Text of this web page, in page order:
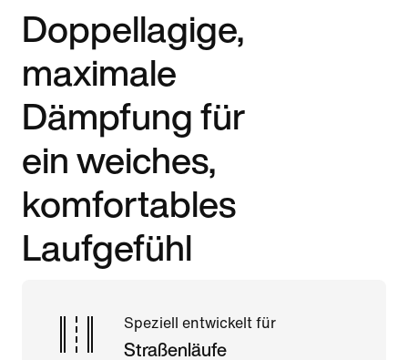
Doppellagige,
maximale
Dämpfung für
ein weiches,
komfortables
Laufgefühl
Speziell entwickelt für
Straßenläufe